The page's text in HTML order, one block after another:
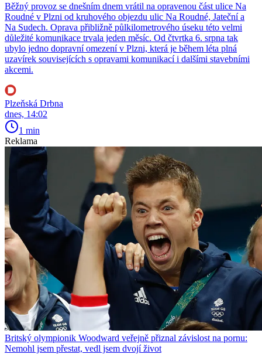
Běžný provoz se dnešním dnem vrátil na opravenou část ulice Na
Roudné v Plzni od kruhového objezdu ulic Na Roudné, Jateční a
Na Sudech. Oprava přibližně půlkilometrového úseku této velmi
důležité komunikace trvala jeden měsíc. Od čtvrtka 6. srpna tak
ubylo jedno dopravní omezení v Plzni, která je během léta plná
uzavírek souvisejících s opravami komunikací i dalšími stavebními
akcemi.
Plzeňská Drbna
dnes, 14:02
1 min
Reklama
Britský olympionik Woodward veřejně přiznal závislost na pornu:
Nemohl jsem přestat, vedl jsem dvojí život